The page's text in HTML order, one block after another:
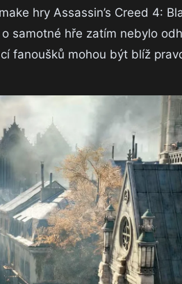
hry Assassin’s Creed 4:
samotné hře zatím nebylo
fanoušků mohou být blíž